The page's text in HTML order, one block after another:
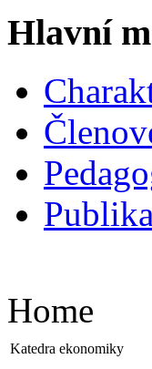
Hlavní
Home
Katedra ekonomiky